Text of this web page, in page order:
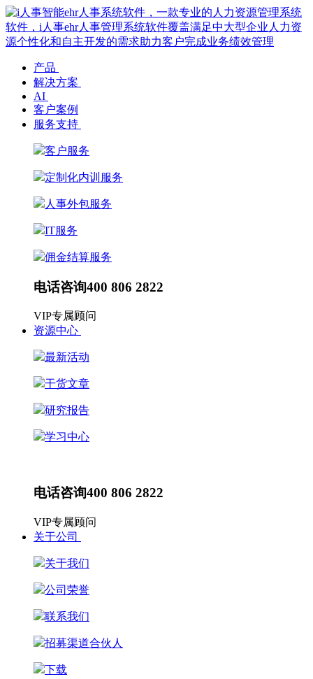
产品
解决方案
AI
客户案例
服务支持
客户服务
定制化内训服务
人事外包服务
IT服务
佣金结算服务
电话咨询400 806 2822
VIP专属顾问
资源中心
最新活动
干货文章
研究报告
学习中心
电话咨询400 806 2822
VIP专属顾问
关于公司
关于我们
公司荣誉
联系我们
招募渠道合伙人
下载